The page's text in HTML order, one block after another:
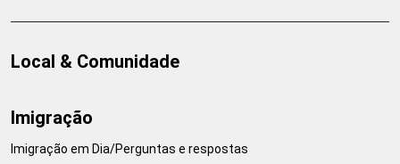
Local & Comunidade
Imigração
Imigração em Dia/Perguntas e respostas